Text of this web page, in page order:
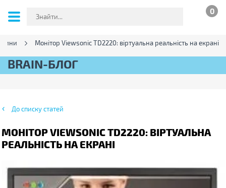
0
Монітор Viewsonic TD2220: віртуальна реальність на екрані
BRAIN-БЛОГ
До списку статей
МОНІТОР VIEWSONIC TD2220: ВІРТУАЛЬНА
РЕАЛЬНІСТЬ НА ЕКРАНІ